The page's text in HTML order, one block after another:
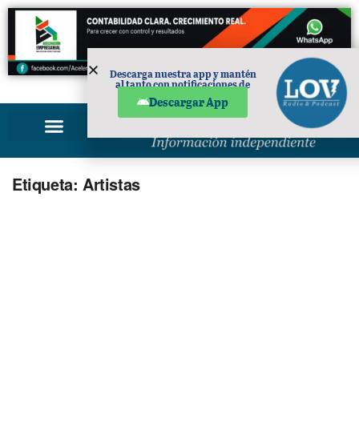
PUBLICIDAD
Etiqueta: Artistas
Descarga nuestra app y mantén
al tanto con notificaciones de
Descargar App